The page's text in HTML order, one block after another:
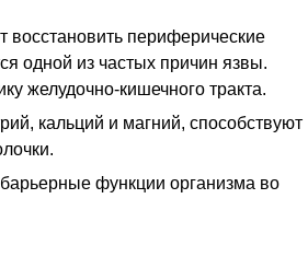
периферические
одной из частых причин язвы.
желудочно-кишечного тракта.
кальций и магний, способствуют
функции организма во